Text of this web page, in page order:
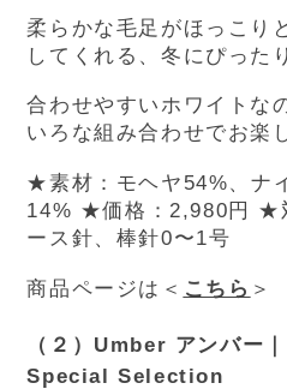
柔らかな毛足がほっこり
してくれる、冬にぴった
合わせやすいホワイトな
いろな組み合わせでお楽
★素材：モヘヤ54%、ナ
14% ★価格：2,980円 ★
ース針、棒針0〜1号
商品ページは＜ こちら ＞
（２）Umber アンバ
Special Selection